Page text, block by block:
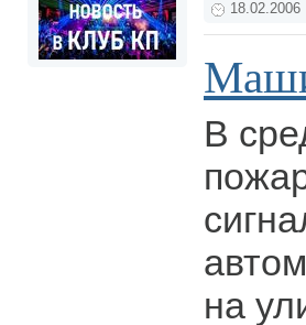
18.02.2006
В
на